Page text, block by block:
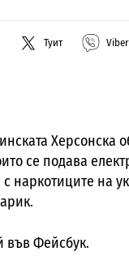
Туит Viber
Херсонска
се подава
наркотиците на
във Фейсбук.